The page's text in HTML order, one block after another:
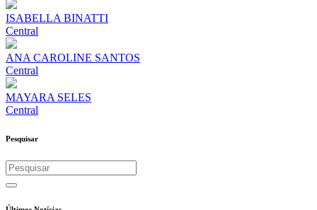
ISABELLA BINATTI
Central
ANA CAROLINE SANTOS
Central
MAYARA SELES
Central
Pesquisar